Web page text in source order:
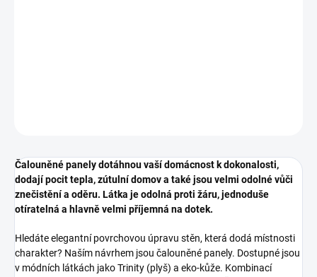
Čalouněné panely dotáhnou vaší domácnost k dokonalosti,
dodají pocit tepla, zútulní domov a také jsou velmi odolné vůči
znečistění a oděru. Látka je odolná proti žáru, jednoduše
otíratelná a hlavně velmi příjemná na dotek.
Hledáte elegantní povrchovou úpravu stěn, která dodá místnosti
charakter? Naším návrhem jsou čalouněné panely. Dostupné jsou
v módních látkách jako Trinity (plyš) a eko-kůže. Kombinací